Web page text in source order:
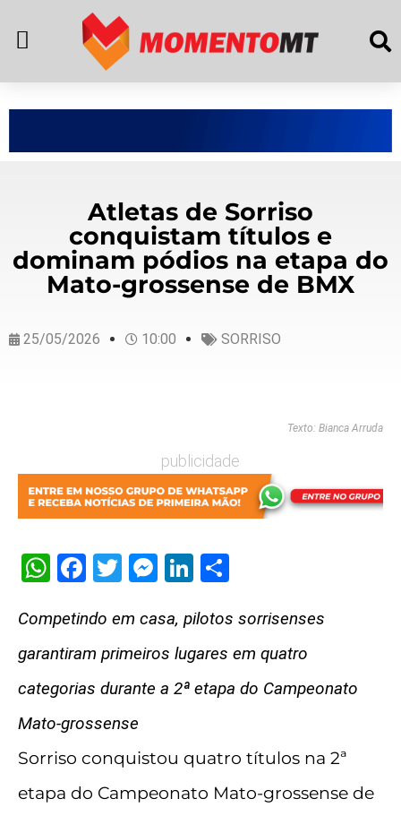
Atletas de Sorriso
conquistam títulos e
dominam pódios na etapa do
Mato-grossense de BMX
25/05/2026 10:00 SORRISO
Texto: Bianca Arruda
publicidade
WhatsApp
Facebook
Twitter
Messenger
LinkedIn
Competindo em casa, pilotos sorrisenses
garantiram primeiros lugares em quatro
categorias durante a 2ª etapa do Campeonato
Mato-grossense
Sorriso conquistou quatro títulos na 2ª
etapa do Campeonato Mato-grossense de